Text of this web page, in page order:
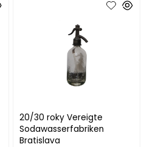
20/30 roky Vereigte
Sodawasserfabriken
Bratislava